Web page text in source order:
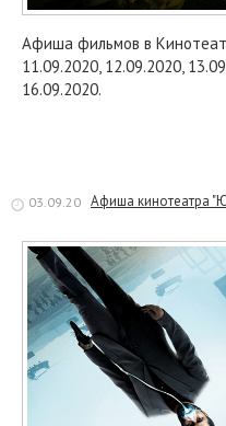
Афиша фильмов в
11.09.2020, 12.09.2020,
16.09.2020.
03.09.20 Афиша кинотеатра